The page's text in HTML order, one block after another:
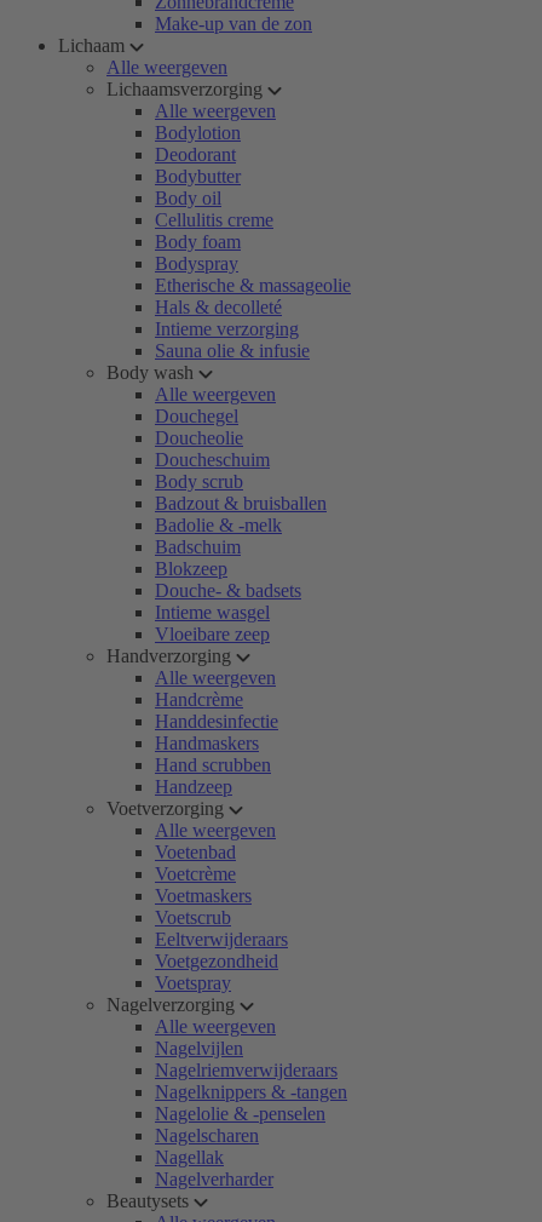
Make-up van de zon
Lichaam
Alle weergeven
Lichaamsverzorging
Alle weergeven
Bodylotion
Deodorant
Bodybutter
Body oil
Cellulitis creme
Body foam
Bodyspray
Etherische & massageolie
Hals & decolleté
Intieme verzorging
Sauna olie & infusie
Body wash
Alle weergeven
Douchegel
Doucheolie
Doucheschuim
Body scrub
Badzout & bruisballen
Badolie & -melk
Badschuim
Blokzeep
Douche- & badsets
Intieme wasgel
Vloeibare zeep
Handverzorging
Alle weergeven
Handcrème
Handdesinfectie
Handmaskers
Hand scrubben
Handzeep
Voetverzorging
Alle weergeven
Voetenbad
Voetcrème
Voetmaskers
Voetscrub
Eeltverwijderaars
Voetgezondheid
Voetspray
Nagelverzorging
Alle weergeven
Nagelvijlen
Nagelriemverwijderaars
Nagelknippers & -tangen
Nagelolie & -penselen
Nagelscharen
Nagellak
Nagelverharder
Beautysets